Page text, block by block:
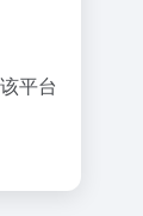
平台